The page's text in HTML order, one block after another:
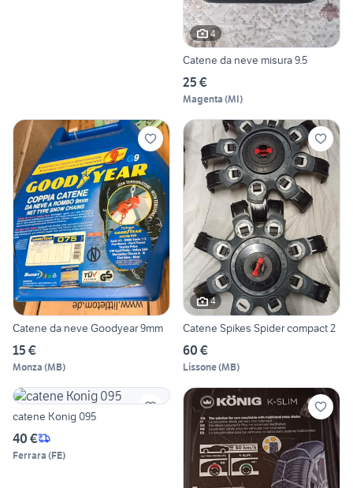
4
Catene da neve misura 9.5
25 €
Magenta (MI)
Catene da neve Goodyear 9mm
15 €
Monza (MB)
4
Catene Spikes Spider compact 2
60 €
Lissone(MB)
catene Konig 095
40 €
Ferrara (FE)